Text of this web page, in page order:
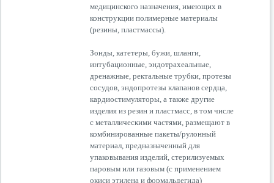
медицинского назначения, имеющих в
конструкции полимерные материалы
(резины, пластмассы).
Зонды, катетеры, бужи, шланги,
интубационные, эндотрахеальные,
дренажные, ректальные трубки, протезы
сосудов, эндопротезы клапанов сердца,
кардиостимуляторы, а также другие
изделия из резин и пластмасс, в том числе
с металлическими частями, размещают в
комбинированные пакеты/рулонный
материал, предназначенный для
упаковывания изделий, стерилизуемых
паровым или газовым (с применением
окиси этилена и формальдегида)